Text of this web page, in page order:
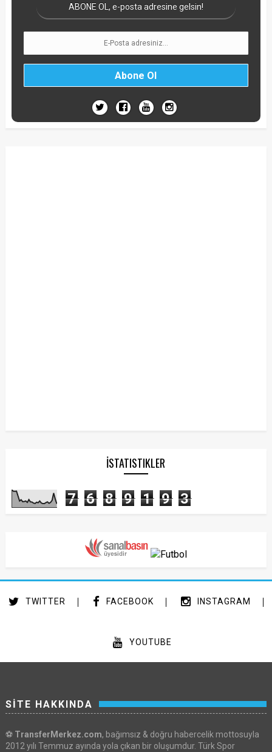
ABONE OL, e-posta adresine gelsin!
İSTATISTIKLER
7 6 8 9 1 9 3
TWITTER FACEBOOK INSTAGRAM
YOUTUBE
SİTE HAKKINDA
⚽ TransferMerkez.com, bağımsız & doğru habercelik mottosuyla
2012 yılı Temmuz ayında yola çıkan bir oluşumdur. Türk Spor